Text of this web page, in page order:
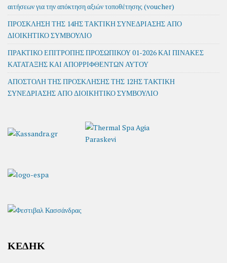
αιτήσεων για την απόκτηση αξιών τοποθέτησης (voucher)
ΠΡΟΣΚΛΗΣΗ ΤΗΣ 14ΗΣ ΤΑΚΤΙΚΗ ΣΥΝΕΔΡΙΑΣΗΣ ΑΠΟ
ΔΙΟΙΚΗΤΙΚΟ ΣΥΜΒΟΥΛΙΟ
ΠΡΑΚΤΙΚΟ ΕΠΙΤΡΟΠΗΣ ΠΡΟΣΩΠΙΚΟΥ 01-2026 ΚΑΙ ΠΙΝΑΚΕΣ
ΚΑΤΑΤΑΞΗΣ ΚΑΙ ΑΠΟΡΡΙΦΘΕΝΤΩΝ ΑΥΤΟΥ
ΑΠΟΣΤΟΛΗ ΤΗΣ ΠΡΟΣΚΛΗΣΗΣ ΤΗΣ 12ΗΣ ΤΑΚΤΙΚΗ
ΣΥΝΕΔΡΙΑΣΗΣ ΑΠΟ ΔΙΟΙΚΗΤΙΚΟ ΣΥΜΒΟΥΛΙΟ
ΚΕΔΗΚ